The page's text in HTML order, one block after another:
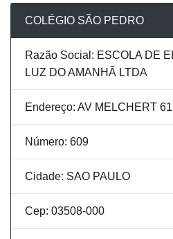
COLÉGIO SÃO PEDRO
Razão Social: ESCOLA DE
LUZ DO AMANHÃ LTDA
Endereço: AV MELCHERT
Número: 609
Cidade: SAO PAULO
Cep: 03508-000